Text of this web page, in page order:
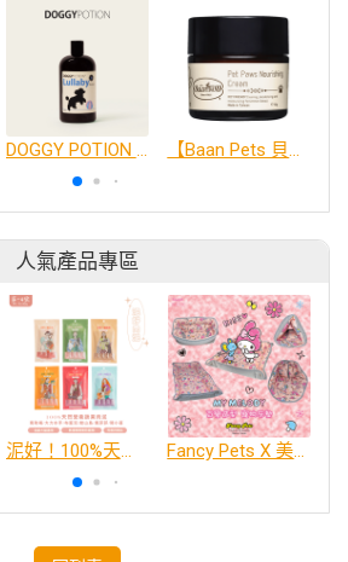
DOGGY POTION Lullaby 犬用天然寶寶香洗毛精 【Baan Pets 貝恩寵物】肉球修護霜 50g（人寵皆可使用）
人氣產品專區
泥好！100%天然營養蔬果肉泥 Fancy Pets X 美樂蒂 百變造型寵物睡床墊